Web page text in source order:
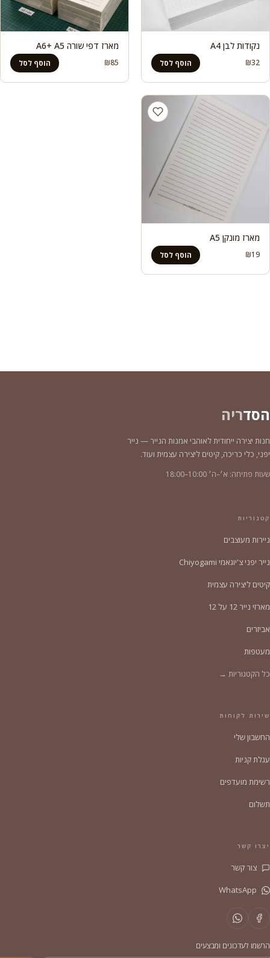
נקודות לבן A4
₪32 הוסף לסל
מארז דפי שורה A6+ A5
₪85 הוסף לסל
מארז מונקן A5
₪19 הוסף לסל
הסדריה
חנות יצירה ייחודית לאוהבי אמנות הנייר — נייר
יפני, כלי כריכה, קיטים ליצירה עצמית ועוד.
שעות פתיחה: א׳–ה׳ 10:00–18:00
קטגוריות
ניירות מעוצבים
נייר יפני צ'יוגאמי Chiyogami
קיטים ליצירה עצמית
מארזי נייר 12 על 12
אביזרים
מעטפות
כל הקטגוריות →
שירות לקוחות
החשבון שלי
עגלת קניות
רשימת מועדפים
תשלום
יצרו קשר
צור קשר
הרשמו לעדכונים ומבצעים